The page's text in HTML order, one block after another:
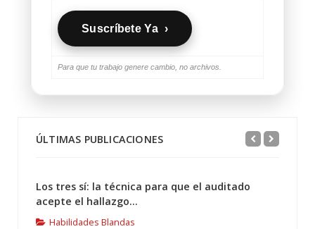
Suscríbete Ya ›
Para que tu trabajo genere cambio, no archivos.
ÚLTIMAS PUBLICACIONES
Los tres sí: la técnica para que el auditado
acepte el hallazgo...
Habilidades Blandas